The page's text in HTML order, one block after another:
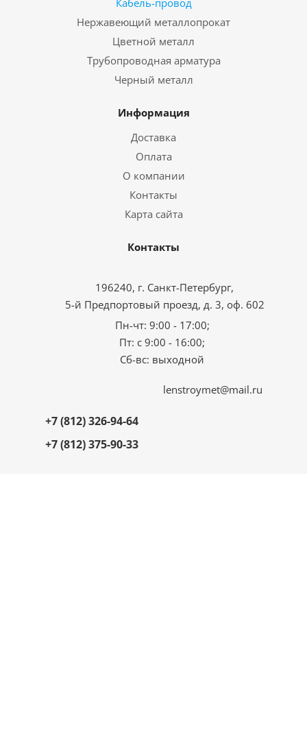
Нержавеющий металлопрокат
Цветной металл
Трубопроводная арматура
Черный металл
Информация
Доставка
Оплата
О компании
Контакты
Карта сайта
Контакты
196240, г. Санкт-Петербург,
5-й Предпортовый проезд, д. 3, оф. 602
Пн-чт: 9:00 - 17:00;
Пт: с 9:00 - 16:00;
Сб-вс: выходной
+7 (812) 326-94-64
+7 (812) 375-90-33
lenstroymet@mail.ru